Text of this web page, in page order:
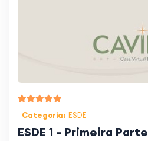
Categoria: ESDE
ESDE 1 - Primeira Parte